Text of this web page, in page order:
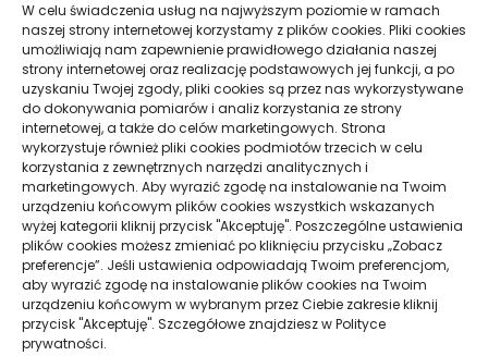
W celu świadczenia usług na najwyższym poziomie w ramach
naszej strony internetowej korzystamy z plików cookies. Pliki cookies
umożliwiają nam zapewnienie prawidłowego działania naszej
strony internetowej oraz realizację podstawowych jej funkcji, a po
uzyskaniu Twojej zgody, pliki cookies są przez nas wykorzystywane
do dokonywania pomiarów i analiz korzystania ze strony
internetowej, a także do celów marketingowych. Strona
wykorzystuje również pliki cookies podmiotów trzecich w celu
korzystania z zewnętrznych narzędzi analitycznych i
marketingowych. Aby wyrazić zgodę na instalowanie na Twoim
urządzeniu końcowym plików cookies wszystkich wskazanych
wyżej kategorii kliknij przycisk "Akceptuję". Poszczególne ustawienia
plików cookies możesz zmieniać po kliknięciu przycisku „Zobacz
preferencje”. Jeśli ustawienia odpowiadają Twoim preferencjom,
aby wyrazić zgodę na instalowanie plików cookies na Twoim
urządzeniu końcowym w wybranym przez Ciebie zakresie kliknij
przycisk "Akceptuję". Szczegółowe znajdziesz w Polityce
prywatności.
alkohol aperol biznes dentysta filmy
finanse
hipoteka
kino konferencje koronawirus
kredyt
maski
moda pieniądze pogrzeb zeby
Strony
Polityka Prywatności
Działy